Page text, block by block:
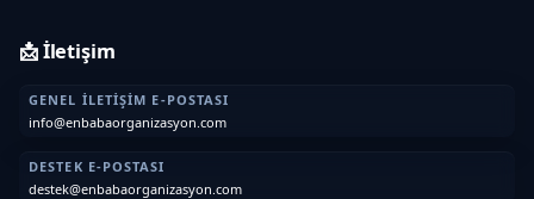
📩 İletişim
GENEL İLETIŞIM E-POSTASI
info@enbabaorganizasyon.com
DESTEK E-POSTASI
destek@enbabaorganizasyon.com